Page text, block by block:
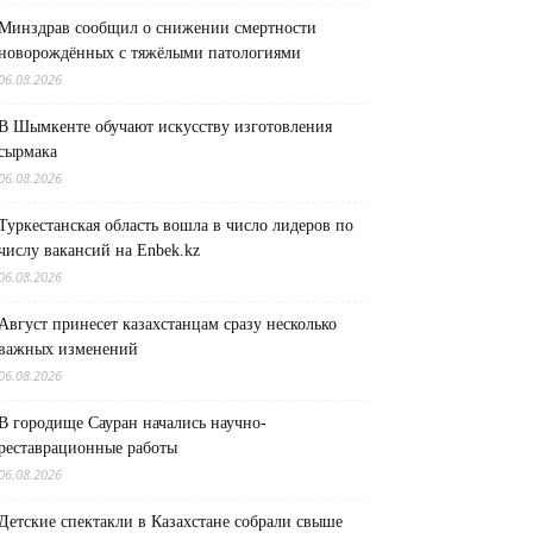
сообщил о снижении смертности
с тяжёлыми патологиями
Шымкенте обучают искусству изготовления
область вошла в число лидеров по
вакансий на Enbek.kz
принесет казахстанцам сразу несколько
изменений
городище Сауран начались научно-
работы
спектакли в Казахстане собрали свыше